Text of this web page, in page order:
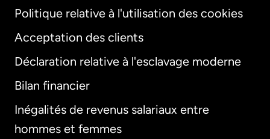
Politique relative à l'utilisation des cookies
Acceptation des clients
Déclaration relative à l'esclavage moderne
Bilan financier
Inégalités de revenus salariaux entre
hommes et femmes
International